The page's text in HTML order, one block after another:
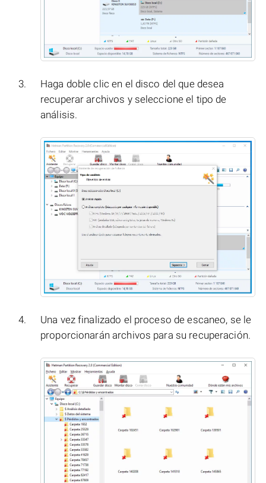
Haga doble clic en el disco del que desea
recuperar archivos y seleccione el tipo de
análisis.
Una vez finalizado el proceso de escaneo, se le
proporcionarán archivos para su recuperación.